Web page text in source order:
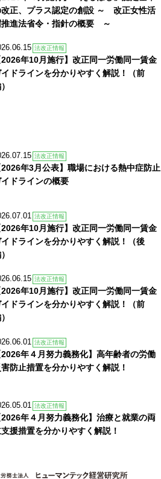
改正、プラス認定の創設 ～ 改正女性活
推進法省令・指針の概要 ～
法改正情報
2026年10月施行】改正同一労働同一賃金
イドラインを分かりやすく解説！（前
法改正情報
2026年3月公表】職場における熱中症防止
イドラインの概要
法改正情報
2026年10月施行】改正同一労働同一賃金
イドラインを分かりやすく解説！（後
法改正情報
2026年10月施行】改正同一労働同一賃金
イドラインを分かりやすく解説！（前
法改正情報
2026年４月努力義務化】高年齢者の労働
害防止措置を分かりやすく解説！
法改正情報
2026年４月努力義務化】治療と就業の両
援措置を分かりやすく解説！